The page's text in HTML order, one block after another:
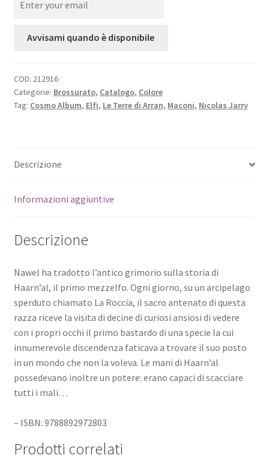
Avvisami quando è disponibile
COD: 212916
Categorie: Brossurato, Catalogo, Colore
Tag: Cosmo Album, Elfi, Le Terre di Arran, Maconi, Nicolas Jarry
Descrizione
Informazioni aggiuntive
Descrizione
Nawel ha tradotto l’antico grimorio sulla storia di
Haarn’al, il primo mezzelfo. Ogni giorno, su un arcipelago
sperduto chiamato La Roccia, il sacro antenato di questa
razza riceve la visita di decine di curiosi ansiosi di vedere
con i propri occhi il primo bastardo di una specie la cui
innumerevole discendenza faticava a trovare il suo posto
in un mondo che non la voleva. Le mani di Haarn’al
possedevano inoltre un potere: erano capaci di scacciare
tutti i mali…
– ISBN: 9788892972803
Prodotti correlati